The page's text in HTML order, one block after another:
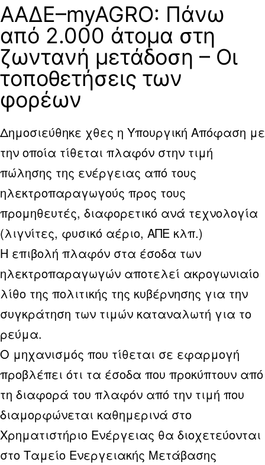
ΑΑΔΕ–myAGRO: Πάνω
από 2.000 άτομα στη
ζωντανή μετάδοση – Οι
τοποθετήσεις των
φορέων
Δημοσιεύθηκε χθες η Υπουργική Απόφαση με
την οποία τίθεται πλαφόν στην τιμή
πώλησης της ενέργειας από τους
ηλεκτροπαραγωγούς προς τους
προμηθευτές, διαφορετικό ανά τεχνολογία
(λιγνίτες, φυσικό αέριο, ΑΠΕ κλπ.)
Η επιβολή πλαφόν στα έσοδα των
ηλεκτροπαραγωγών αποτελεί ακρογωνιαίο
λίθο της πολιτικής της κυβέρνησης για την
συγκράτηση των τιμών καταναλωτή για το
ρεύμα.
Ο μηχανισμός που τίθεται σε εφαρμογή
προβλέπει ότι τα έσοδα που προκύπτουν από
τη διαφορά του πλαφόν από την τιμή που
διαμορφώνεται καθημερινά στο
Χρηματιστήριο Ενέργειας θα διοχετεύονται
στο Ταμείο Ενεργειακής Μετάβασης